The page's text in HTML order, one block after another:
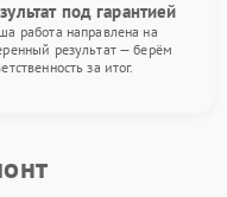
под гарантией
работа направлена на
результат — берём
за итог.